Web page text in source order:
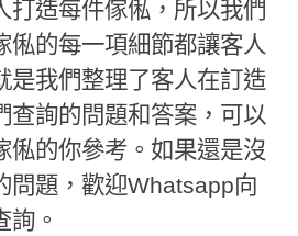
打造每件傢俬，所以我們
俬的每一項細節都讓客人
是我們整理了客人在訂造
查詢的問題和答案，可以
俬的你參考。如果還是沒
問題，歡迎Whatsapp向
詢。